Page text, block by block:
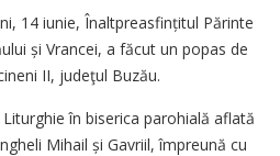
14 iunie, Înaltpreasfințitul Părinte
și Vrancei, a făcut un popas de
II, judeţul Buzău.
în biserica parohială aflată
Mihail și Gavriil, împreună cu